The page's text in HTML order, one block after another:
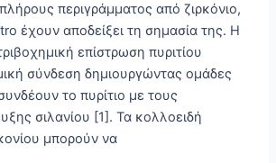
περιγράμματος από ζιρκόνιο,
έχουν αποδείξει τη σημασία της. Η
επίστρωση πυριτίου
σύνδεση δημιουργώντας ομάδες
το πυρίτιο με τους
σιλανίου [1]. Τα κολλοειδή
μπορούν να